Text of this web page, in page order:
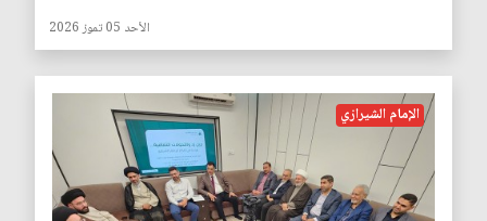
الأحد 05 تموز 2026
الإمام الشيرازي